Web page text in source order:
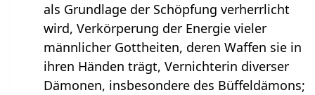
als Grundlage der Schöpfung verherrlicht
wird, Verkörperung der Energie vieler
männlicher Gottheiten, deren Waffen sie in
ihren Händen trägt, Vernichterin diverser
Dämonen, insbesondere des Büffeldämons;